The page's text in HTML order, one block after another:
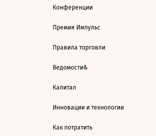
Конференции
Премия Импульс
Правила торговли
Ведомости&
Капитал
Инновации и технологии
Как потратить